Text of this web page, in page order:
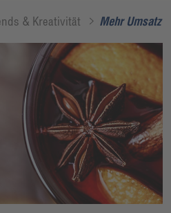
& Kreativität Mehr Umsatz